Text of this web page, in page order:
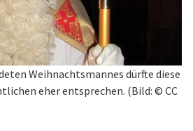
Weihnachtsmannes dürfte diese
eher entsprechen. (Bild: © CC